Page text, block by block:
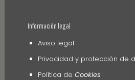
Información legal
Aviso legal
Privacidad y protección de
Política de Cookies